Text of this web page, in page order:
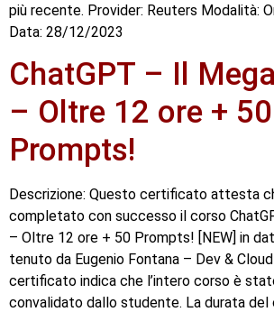
più recente. Provider: Reuters Modalità:
Data: 28/12/2023
ChatGPT – Il
– Oltre 12 ore + 50
Prompts!
Descrizione: Questo certificato attesta
completato con successo il corso
– Oltre 12 ore + 50 Prompts! [NEW] in
tenuto da Eugenio Fontana – Dev &
certificato indica che l’intero corso è
convalidato dallo studente. La durata del